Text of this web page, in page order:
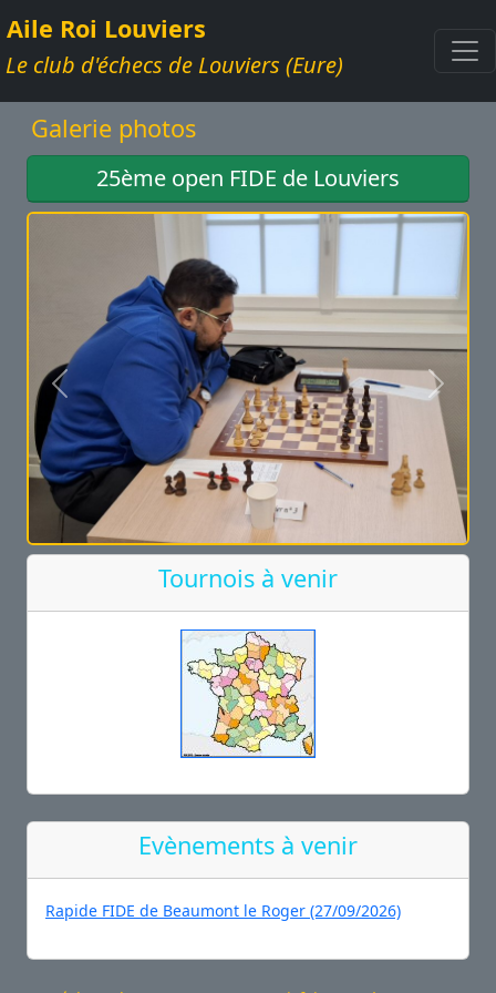
Aile Roi Louviers
Le club d'échecs de Louviers (Eure)
Galerie photos
25ème open FIDE de Louviers
Précédent Suivant
Tournois à venir
Evènements à venir
Rapide FIDE de Beaumont le Roger (27/09/2026)